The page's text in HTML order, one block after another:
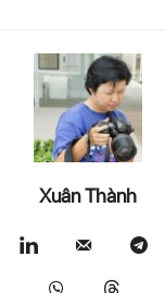
Xuân Thành